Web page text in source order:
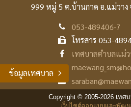
ข้อมูลเทศบาล
999 หมู่ 5 ต.บ้านกาด อ.แม่วาง
053-489406-7
โทรสาร 053-
เทศบาลตำบลแม่ว
Copyright © 2005-2026 เทศ